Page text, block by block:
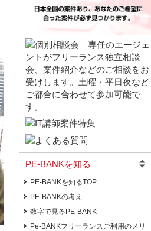
PE-BANKを知る
PE-BANKを知るTOP
PE-BANKの考え
数字で見るPE-BANK
Pe-BANKフリーランスご利用のメリ